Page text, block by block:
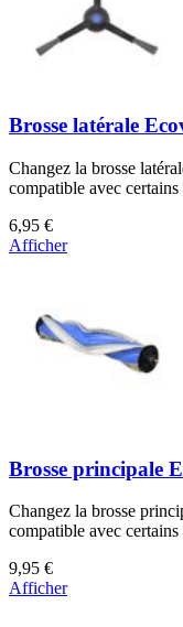
Brosse latérale
Changez la brosse
compatible avec
6,95 €
Afficher
Brosse principale
Changez la brosse
compatible avec
9,95 €
Afficher